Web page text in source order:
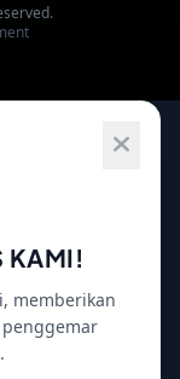
KAMI!
memberikan